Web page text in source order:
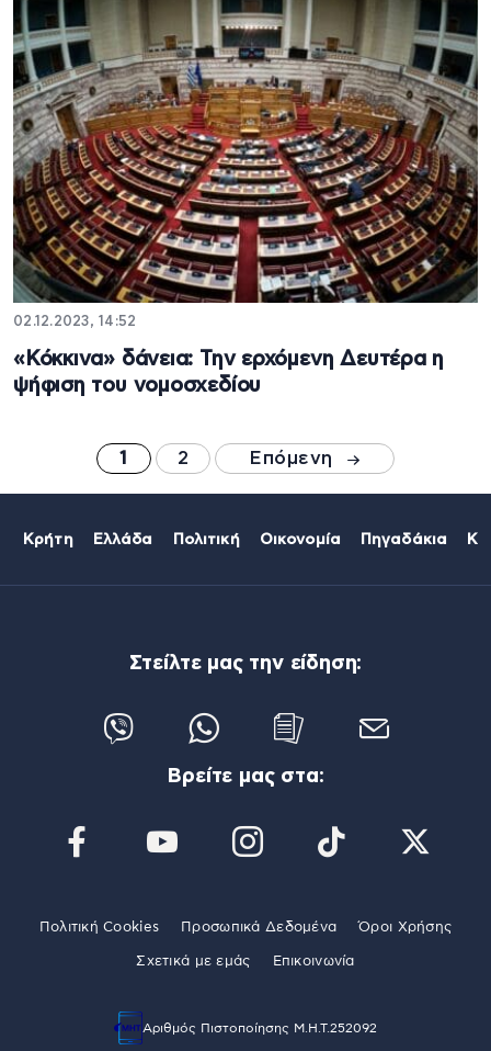
02.12.2023, 14:52
«Κόκκινα» δάνεια: Την ερχόμενη Δευτέρα η
ψήφιση του νομοσχεδίου
1 2 Επόμενη
Κρήτη Ελλάδα Πολιτική Οικονομία Πηγαδάκια
Στείλτε μας την είδηση:
Βρείτε μας στα:
Πολιτική Cookies Προσωπικά Δεδομένα Όροι Χρήσης
Σχετικά με εμάς Επικοινωνία
Αριθμός Πιστοποίησης Μ.Η.Τ.252092